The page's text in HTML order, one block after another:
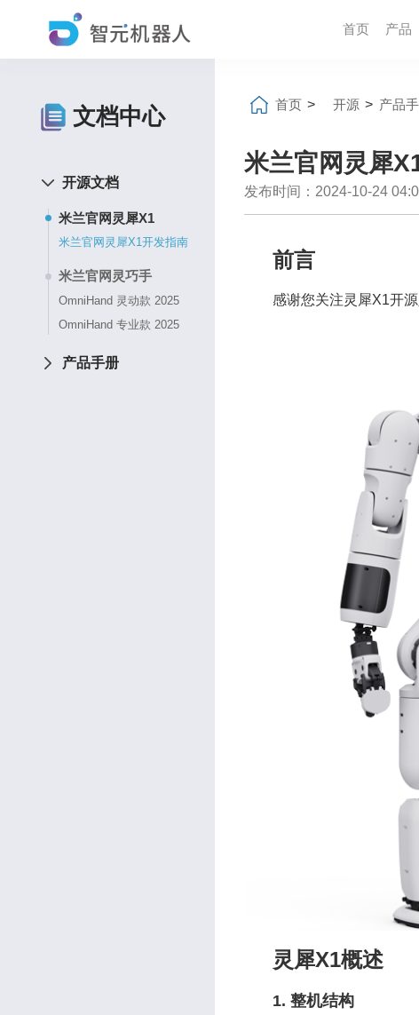
首页 产品
文档中心
开源文档
米兰官网灵犀X1
米兰官网灵犀X1开发指南
米兰官网灵巧手
OmniHand 灵动款 2025
OmniHand 专业款 2025
产品手册
首页 > 开源 > 产品
米兰官网灵犀
发布时间：2024-10-24
前言
感谢您关注灵犀X1开
灵犀X1概述
1. 整机结构